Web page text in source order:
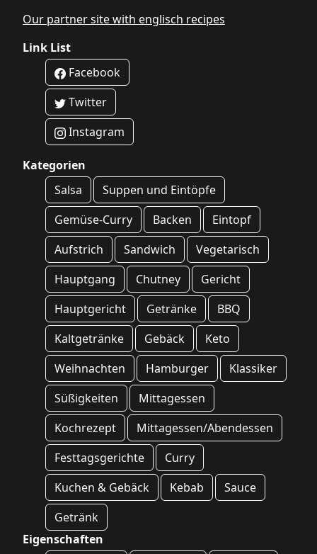
Our partner site with englisch recipes
Link List
Facebook
Twitter
Instagram
Kategorien
Salsa
Suppen und Eintöpfe
Gemüse-Curry
Backen
Eintopf
Aufstrich
Sandwich
Vegetarisch
Hauptgang
Chutney
Gericht
Hauptgericht
Getränke
BBQ
Kaltgetränke
Gebäck
Keto
Weihnachten
Hamburger
Klassiker
Süßigkeiten
Mittagessen
Kochrezept
Mittagessen/Abendessen
Festtagsgerichte
Curry
Kuchen & Gebäck
Kebab
Sauce
Getränk
Eigenschaften